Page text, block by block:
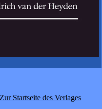
Zur Startseite des Verlages